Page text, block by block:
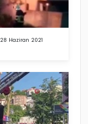
28 Haziran 2021